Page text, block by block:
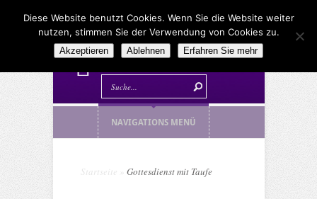
NAVIGATIONS MENÜ
Startseite Gottesdienst mit Taufe
Diese Website benutzt Cookies. Wenn Sie die Website weiter
nutzen, stimmen Sie der Verwendung von Cookies zu.
Akzeptieren Ablehnen Erfahren Sie mehr